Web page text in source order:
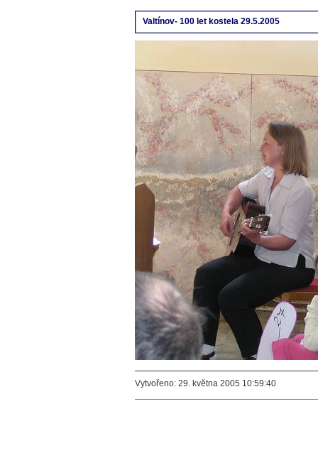
Valtínov- 100 let kostela 29.5.2005
Vytvořeno: 29. května 2005 10:59:40